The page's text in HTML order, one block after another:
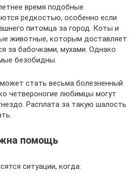
время подобные
редкостью, особенно если
питомца за город. Коты и
животные, которым доставляет
за бабочками, мухами. Однако
безобидны.
стать весьма болезненный
четвероногие любимцы могут
Расплата за такую шалость
помощь
ситуации, когда: